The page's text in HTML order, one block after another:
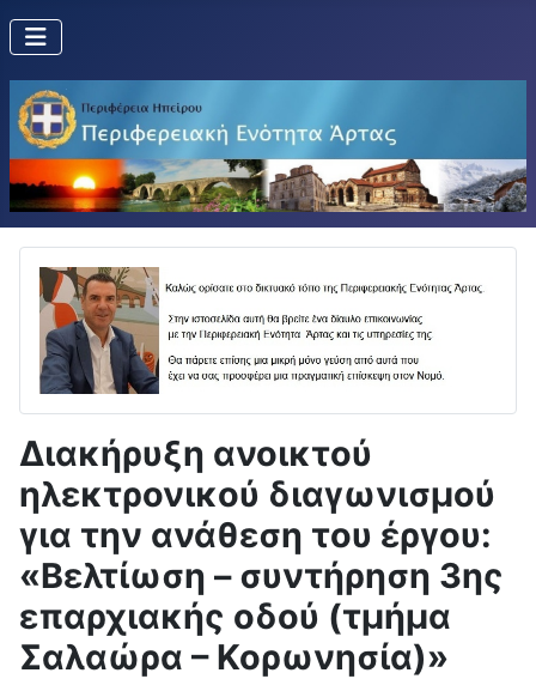
Διακήρυξη ανοικτού
ηλεκτρονικού διαγωνισμού
για την ανάθεση του έργου:
«Βελτίωση – συντήρηση 3ης
επαρχιακής οδού (τμήμα
Σαλαώρα – Κορωνησία)»